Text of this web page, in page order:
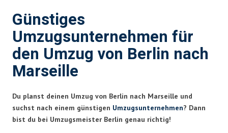
Günstiges
Umzugsunternehmen für
den Umzug von Berlin nach
Marseille
Du planst deinen Umzug von Berlin nach Marseille und
suchst nach einem günstigen Umzugsunternehmen? Dann
bist du bei Umzugsmeister Berlin genau richtig!